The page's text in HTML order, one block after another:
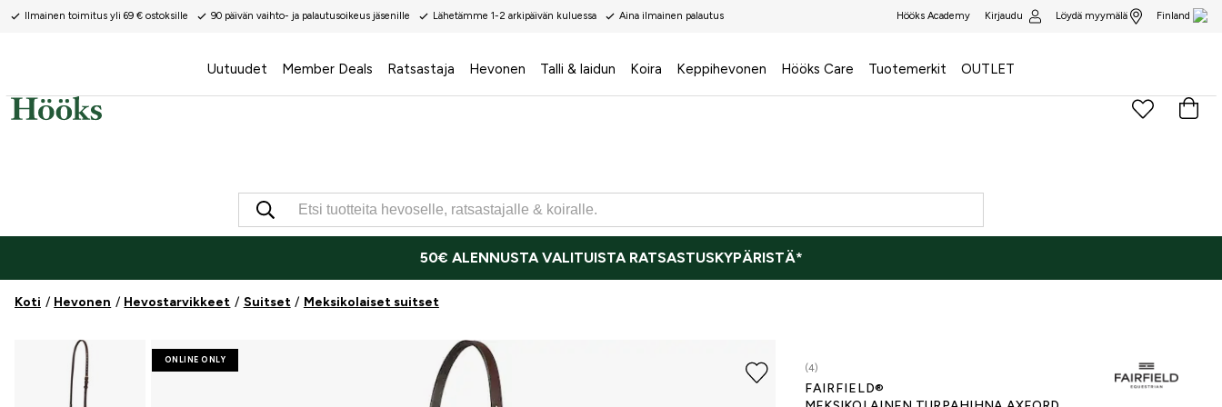
Ilmainen toimitus yli 69 € ostoksille 90 päivän vaihto- ja palautusoikeus jäsenille Lähetämme 1-2 arkipäivän kuluessa Aina ilmainen palautus Hööks Academy Kirjaudu Löydä myymälä Finland
Uutuudet Member Deals Ratsastaja Hevonen Talli & laidun Koira Keppihevonen Hööks Care Tuotemerkit OUTLET
50€ ALENNUSTA VALITUISTA RATSASTUSKYPÄRISTÄ*
Koti Hevonen Hevostarvikkeet Suitset Meksikolaiset suitset
ONLINE ONLY
(4)
FAIRFIELD®